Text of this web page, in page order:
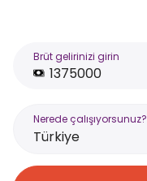
Brüt gelirinizi girin
Nerede çalışıyorsunuz?
Türkiye